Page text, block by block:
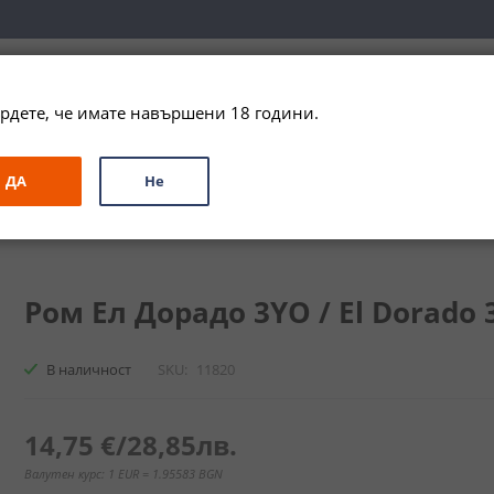
ЗА ПОДАРЪК ПРОМО СПЕЦИАЛНИ ПРЕДЛОЖЕНИЯ
Dorado 3YO
Ром Ел Дорадо 3YO / El Dorado
В наличност SKU 11820
14,75 €/28,85лв.
Валутен курс: 1 EUR = 1.95583 BGN
че имате навършени 18 години.
ДА Не